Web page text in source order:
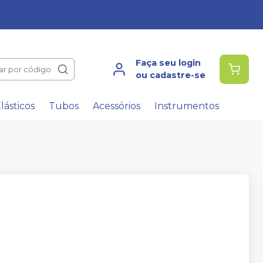
por código
Faça seu login
ou cadastre-se
Tubos Acessórios Instrumentos